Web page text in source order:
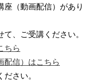
座（動画配信）があり
、ご受講ください。
ちら
配信）はこちら
さい。